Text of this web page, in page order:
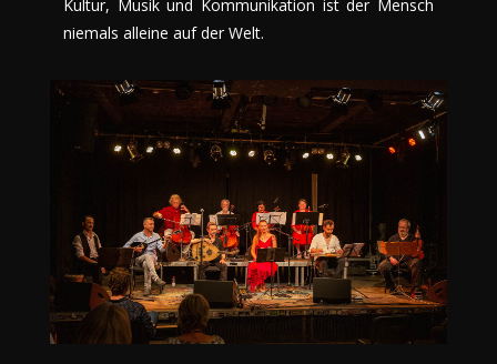
Kultur, Musik und Kommunikation ist der Mensch
niemals alleine auf der Welt.